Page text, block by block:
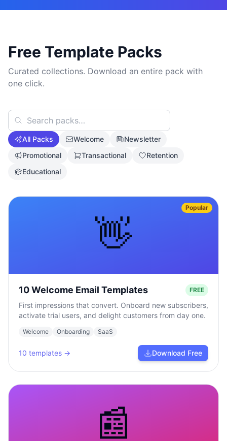
Free Template Packs
Curated collections. Download an entire pack with
one click.
All Packs Welcome
Newsletter
Promotional
Transactional
Retention
Educational
👋
Popular
10 Welcome Email Templates FREE
First impressions that convert. Onboard new subscribers,
activate trial users, and delight customers from day one.
Welcome Onboarding SaaS
10 templates → Download Free
📰